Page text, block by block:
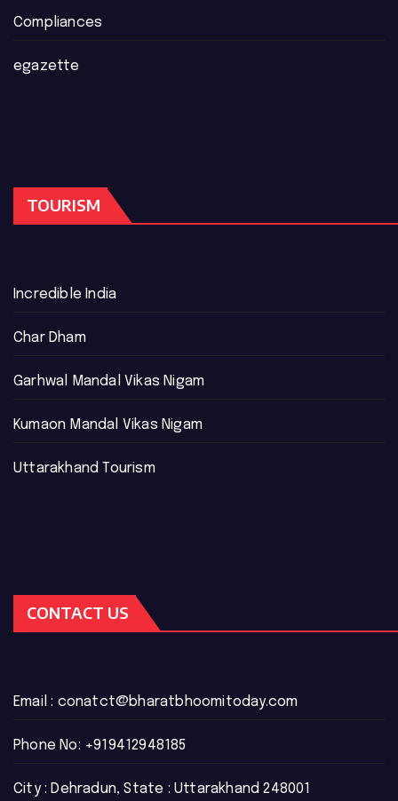
Compliances
egazette
TOURISM
Incredible India
Char Dham
Garhwal Mandal Vikas Nigam
Kumaon Mandal Vikas Nigam
Uttarakhand Tourism
CONTACT US
Email : conatct@bharatbhoomitoday.com
Phone No: +919412948185
City : Dehradun, State : Uttarakhand 248001